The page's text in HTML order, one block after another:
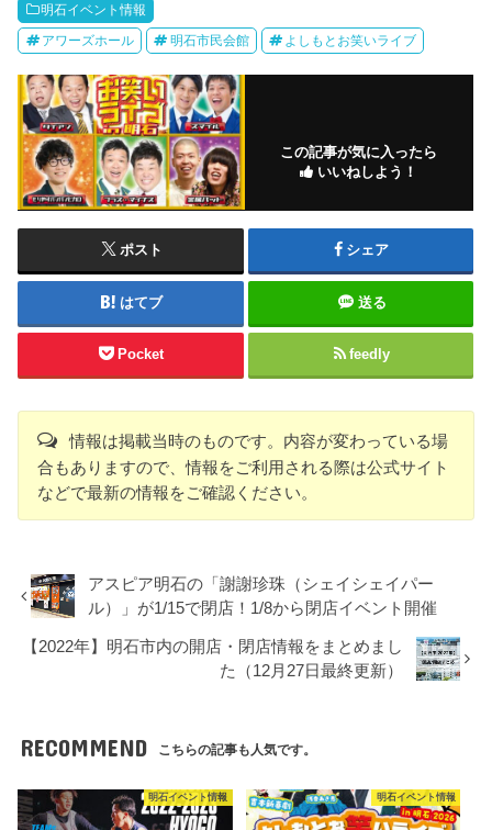
明石イベント情報
アワーズホール 明石市民会館 よしもとお笑いライブ
この記事が気に入ったら
いいねしよう！
ポスト シェア
はてブ 送る
Pocket feedly
情報は掲載当時のものです。内容が変わっている場
合もありますので、情報をご利用される際は公式サイト
などで最新の情報をご確認ください。
アスピア明石の「謝謝珍珠（シェイシェイパー
ル）」が1/15で閉店！1/8から閉店イベント開催
【2022年】明石市内の開店・閉店情報をまとめまし
た（12月27日最終更新）
RECOMMEND こちらの記事も人気です。
明石イベント情報 明石イベント情報